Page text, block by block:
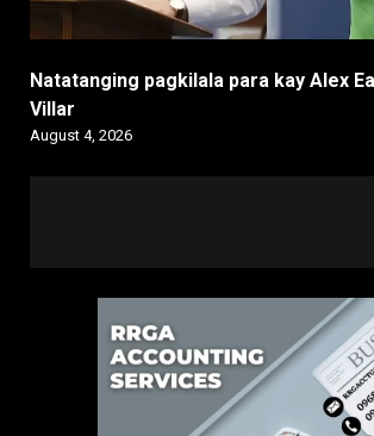
Natatanging pagkilala para kay Alex
Villar
August 4, 2026